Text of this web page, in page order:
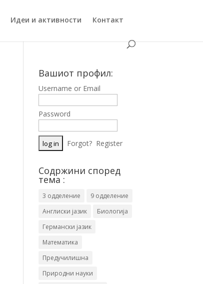
Идеи и активности Контакт
Вашиот профил:
Username or Email
Password
Forgot? Register
Содржини според
тема :
3 одделение
9 одделение
Англиски јазик
Биологија
Германски јазик
Математика
Предучилишна
Природни науки